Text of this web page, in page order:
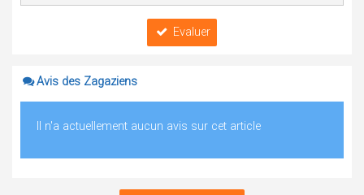
Evaluer
Avis des Zagaziens
Il n'a actuellement aucun avis sur cet article